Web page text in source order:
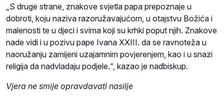
„S druge strane, znakove svjetla papa prepoznaje u
dobroti, koju naziva razoružavajućom, u otajstvu Božića i
malenosti te u djeci i svima koji su krhki poput njih. Znakove
nade vidi i u pozivu pape Ivana XXIII. da se ravnoteža u
naoružanju zamijeni uzajamnim povjerenjem, kao i u snazi
religija da nadvladaju podjele.“, kazao je nadbiskup.
Vjera ne smije opravdavati nasilje